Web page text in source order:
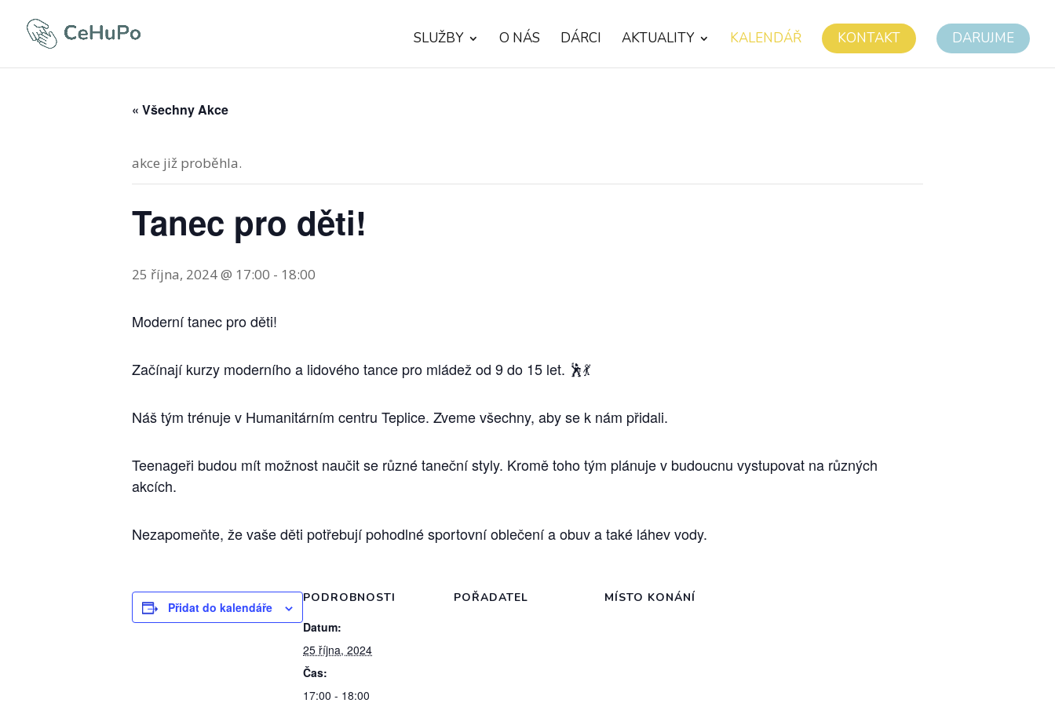
SLUŽBY O NÁS DÁRCI AKTUALITY KALENDÁŘ KONTAKT DARUJME
« Všechny Akce
akce již proběhla.
Tanec pro děti!
25 října, 2024 @ 17:00 - 18:00
Moderní tanec pro děti!
Začínají kurzy moderního a lidového tance pro mládež od 9 do 15 let. 🕺💃
Náš tým trénuje v Humanitárním centru Teplice. Zveme všechny, aby se k nám přidali.
Teenageři budou mít možnost naučit se různé taneční styly. Kromě toho tým plánuje v budoucnu vystupovat na různých
akcích.
Nezapomeňte, že vaše děti potřebují pohodlné sportovní oblečení a obuv a také láhev vody.
Přidat do kalendáře
PODROBNOSTI
Datum:
25 října, 2024
Čas:
17:00 - 18:00
POŘADATEL MÍSTO KONÁNÍ